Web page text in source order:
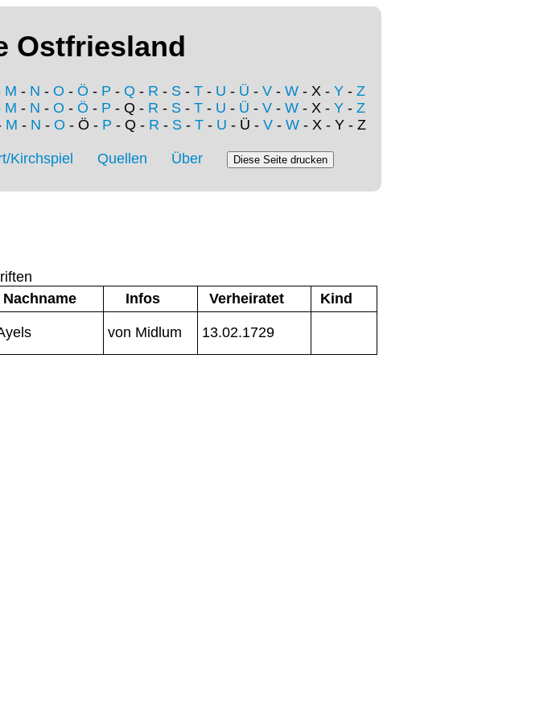
Ostfriesland
M - N - O - Ö - P - Q - R - S - T - U - Ü - V - W - X - Y - Z
M - N - O - Ö - P - Q - R - S - T - U - Ü - V - W - X - Y - Z
M - N - O - Ö - P - Q - R - S- T- U - Ü - V- W- X - Y - Z
Kirchspiel Quellen Über
Nachname Infos Verheiratet
Kind
von Midlum 13.02.1729